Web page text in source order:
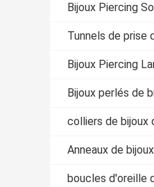
Bijoux Piercing
Tunnels de prise
Bijoux Piercing
Bijoux perlés de
colliers de bijoux
Anneaux de
boucles d'oreille